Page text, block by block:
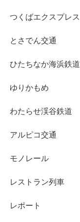
つくばエクスプレス
とさでん交通
ひたちなか海浜鉄道
ゆりかもめ
わたらせ渓谷鉄道
アルピコ交通
モノレール
レストラン列車
レポート